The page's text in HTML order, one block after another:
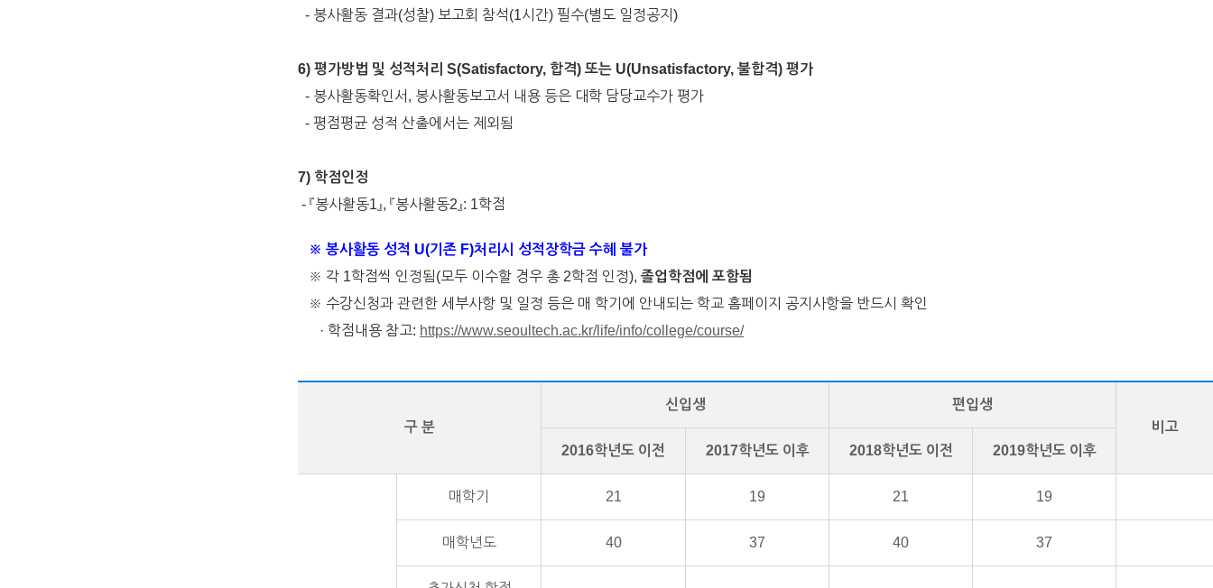
- 봉사활동 결과(성찰) 보고회 참석(1시간) 필수(별도 일정공지)
6) 평가방법 및 성적처리 S(Satisfactory, 합격) 또는 U(Unsatisfactory, 불합격) 평가
- 봉사활동확인서, 봉사활동보고서 내용 등은 대학 담당교수가 평가
- 평점평균 성적 산출에서는 제외됨
7) 학점인정
- 『봉사활동1』, 『봉사활동2』: 1학점
※ 봉사활동 성적 U(기존 F)처리시 성적장학금 수혜 불가
※ 각 1학점씩 인정됨(모두 이수할 경우 총 2학점 인정), 졸업학점에 포함됨
※ 수강신청과 관련한 세부사항 및 일정 등은 매 학기에 안내되는 학교 홈페이지 공지사항을 반드시 확인
· 학점내용 참고: https://www.seoultech.ac.kr/life/info/college/course/
구 분
신입생
편입생
비고
2016학년도 이전
2017학년도 이후 2018학년도 이전 2019학년도 이후
매학기 21 19 21 19
매학년도 40 37 40 37